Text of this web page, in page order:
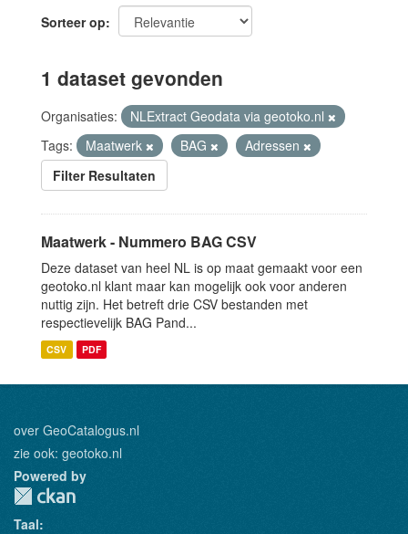
Sorteer op
1 dataset gevonden
Organisaties:
NLExtract Geodata via geotoko.nl
Tags:
Maatwerk BAG
Adressen
Filter Resultaten
Maatwerk - Nummero BAG CSV
Deze dataset van heel NL is op maat gemaakt voor een
geotoko.nl klant maar kan mogelijk ook voor anderen
nuttig zijn. Het betreft drie CSV bestanden met
respectievelijk BAG Pand...
CSV PDF
over GeoCatalogus.nl
zie ook: geotoko.nl
Powered by
Taal